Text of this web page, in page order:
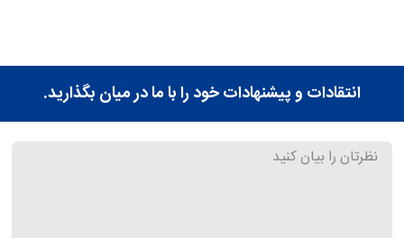
انتقادات و پیشنهادات خود را با ما در میان بگذارید.